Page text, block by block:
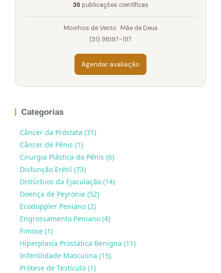
36 publicações científicas
Moinhos de Vento · Mãe de Deus
(51) 98197-1117
Agendar avaliação
Categorias
Câncer da Próstata (31)
Câncer de Pênis (1)
Cirurgia Plástica do Pênis (6)
Disfunção Erétil (73)
Distúrbios da Ejaculação (14)
Doença de Peyronie (52)
Ecodoppler Peniano (2)
Engrossamento Peniano (4)
Fimose (1)
Hiperplasia Prostática Benigna (11)
Infertilidade Masculina (15)
Prótese de Testículo (1)